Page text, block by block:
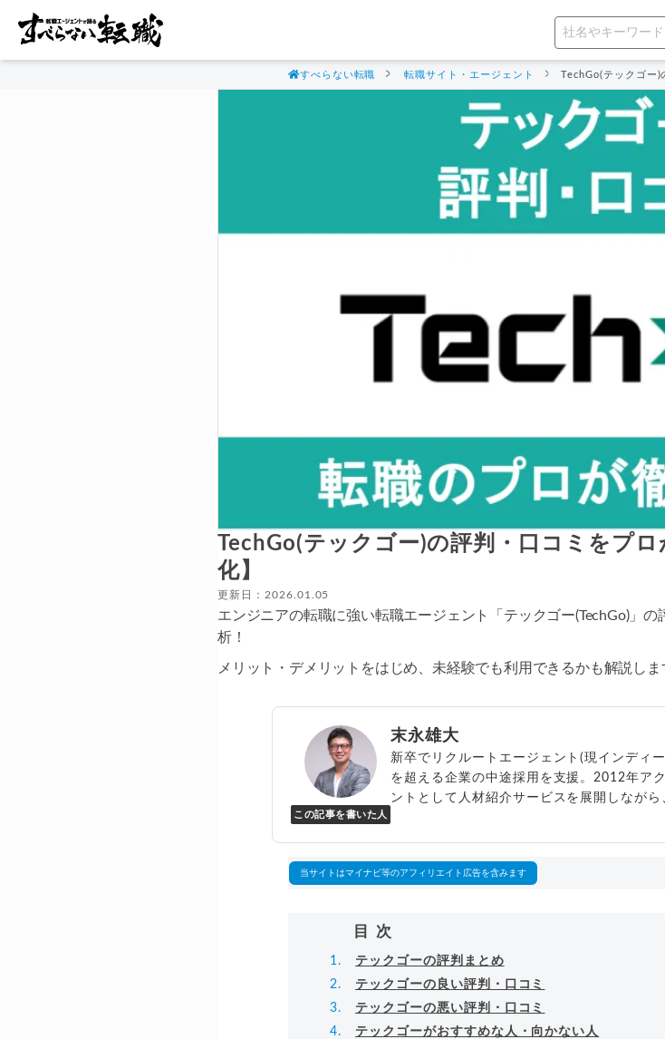
すべらない転職 転職サイト・エージェント TechGo(テックゴー)
TechGo(テックゴー)の評判・口コミをプ
化】
更新日：2026.01.05
エンジニアの転職に強い転職エージェント「テックゴー(TechGo)」
析！
メリット・デメリットをはじめ、未経験でも利用できるかも解説しま
この記事を書いた人
末永雄大
新卒でリクルートエージェント(現インディ
を超える企業の中途採用を支援。2012年ア
ントとして人材紹介サービスを展開しなが
当サイトはマイナビ等のアフィリエイト広告を含みます
目次
テックゴーの評判まとめ
テックゴーの良い評判・口コミ
テックゴーの悪い評判・口コミ
テックゴーがおすすめな人・向かない人